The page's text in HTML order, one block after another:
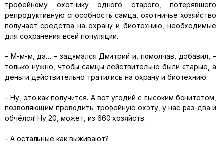
трофейному охотнику одного старого, потерявшего
репродуктивную способность самца, охотничье хозяйство
получает средства на охрану и биотехнию, необходимые
для сохранения всей популяции.
– М-м-м, да… – задумался Дмитрий и, помолчав, добавил, –
только нужно, чтобы самцы действительно были старые, а
деньги действительно тратились на охрану и биотехнию.
– Ну, это как получится. А вот угодий с высоким бонитетом,
позволяющим проводить трофейную охоту, у нас раз-два и
обчёлся! Ну 20, может, из 660 хозяйств.
– А остальные как выживают?